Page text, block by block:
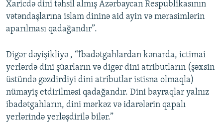
Xaricdə dini təhsil almış Azərbaycan Respublikasının
vətəndaşlarına islam dininə aid ayin və mərasimlərin
aparılması qadağandır”.
Digər dəyişikliyə , “İbadətgahlardan kənarda, ictimai
yerlərdə dini şüarların və digər dini atributların (şəxsin
üstündə gəzdirdiyi dini atributlar istisna olmaqla)
nümayiş etdirilməsi qadağandır. Dini bayraqlar yalnız
ibadətgahların, dini mərkəz və idarələrin qapalı
yerlərində yerləşdirilə bilər.”